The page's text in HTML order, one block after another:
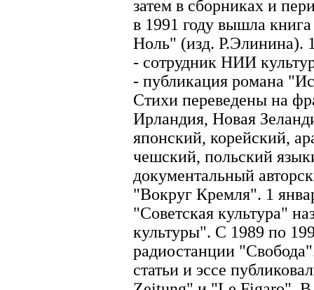
затем в сборниках и
в 1991 году вышла
Ноль" (изд. Р.Элинина).
- сотрудник НИИ
- публикация романа
Стихи переведены на
Ирландия, Новая
японский, корейский,
чешский, польский
документальный
"Вокруг Кремля". 1
"Советская культура"
культуры". С 1989 по
радиостанции
статьи и эссе